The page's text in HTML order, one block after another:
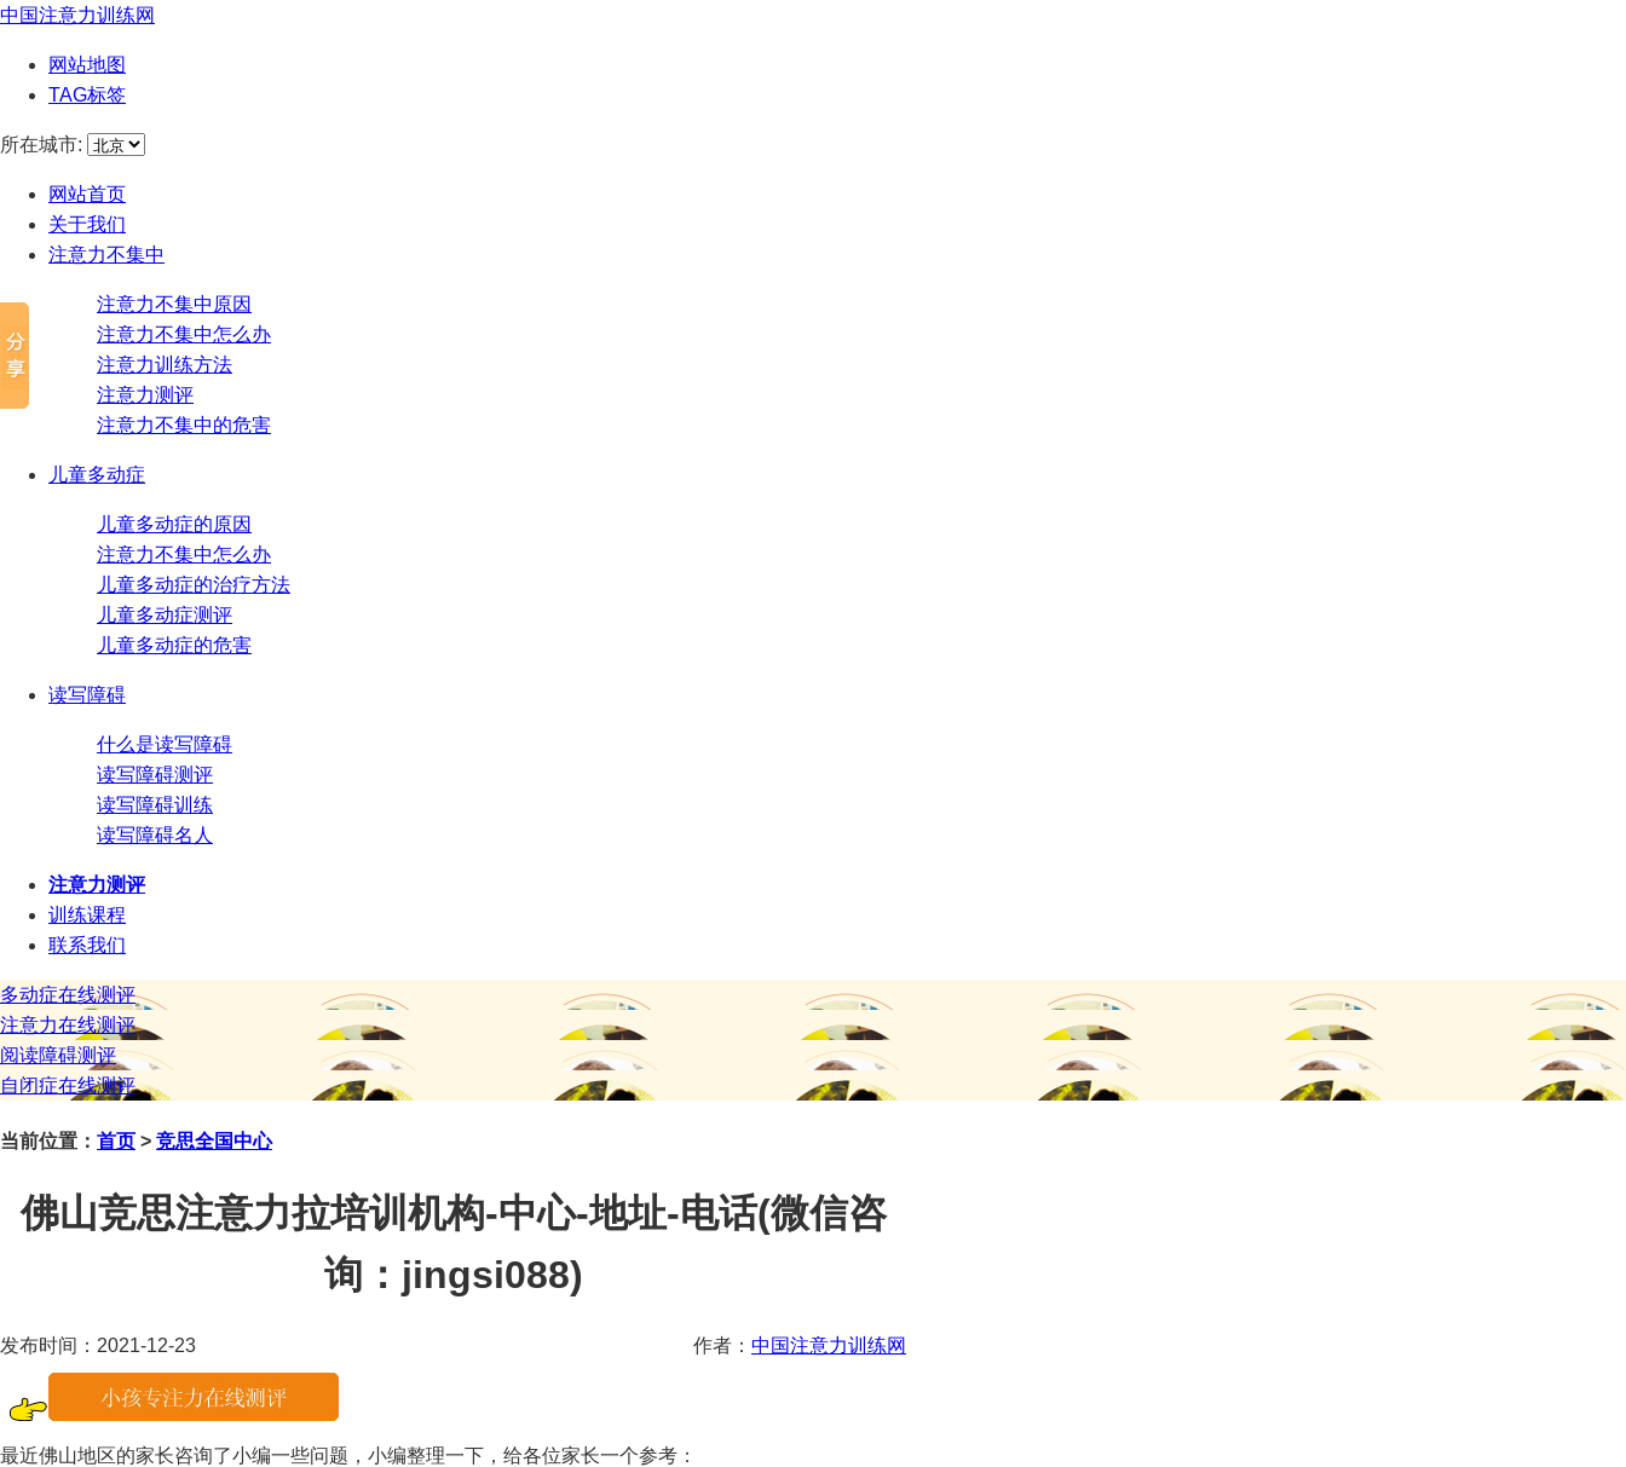
中国注意力训练网
网站地图
TAG标签
所在城市:
网站首页
关于我们
注意力不集中
注意力不集中原因
注意力不集中怎么办
注意力训练方法
注意力测评
注意力不集中的危害
儿童多动症
儿童多动症的原因
注意力不集中怎么办
儿童多动症的治疗方法
儿童多动症测评
儿童多动症的危害
读写障碍
什么是读写障碍
读写障碍测评
读写障碍训练
读写障碍名人
注意力测评
训练课程
联系我们
多动症在线测评
注意力在线测评
阅读障碍测评
自闭症在线测评
当前位置： 首页 > 竞思全国中心
佛山竞思注意力拉培训机构-中心-地址-电话(微信咨
询：jingsi088)
作者： 中国注意力训练网
发布时间：2021-12-23
最近佛山地区的家长咨询了小编一些问题，小编整理一下，给各位家长一个参考：